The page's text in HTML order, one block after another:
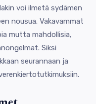
voi ilmetä sydämen
nousua. Vakavammat
mutta mahdollisia,
Siksi
seurannaan ja